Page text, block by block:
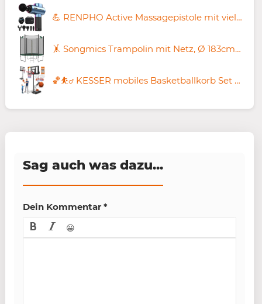
💪 RENPHO Active Massagepistole mit vielen Aufsätzen für 64,95€ (statt 100€)
🤸 Songmics Trampolin mit Netz, Ø 183cm für 85,99€ (statt 144€)
🏀⛹️‍♂️ KESSER mobiles Basketballkorb Set 230-305cm & Zubehör für 99,80€ (statt 135€)
Sag auch was dazu...
Dein Kommentar *
😀